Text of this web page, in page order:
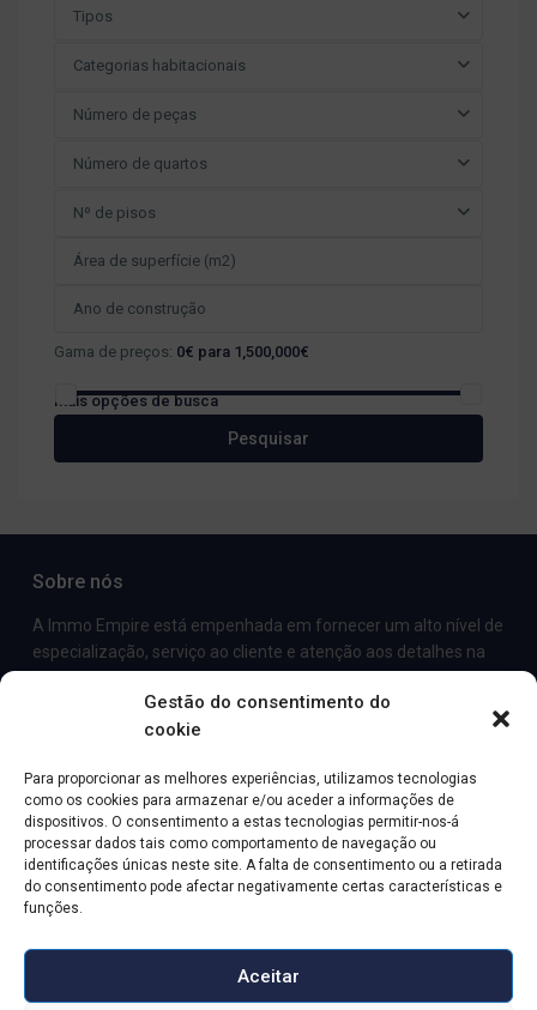
Gestão do consentimento do
cookie
Para proporcionar as melhores experiências, utilizamos tecnologias
como os cookies para armazenar e/ou aceder a informações de
dispositivos. O consentimento a estas tecnologias permitir-nos-á
processar dados tais como comportamento de navegação ou
identificações únicas neste site. A falta de consentimento ou a retirada
do consentimento pode afectar negativamente certas características e
funções.
Aceitar
Tipos
Categorias habitacionais
Número de peças
Número de quartos
Nº de pisos
Gama de preços: 0€ para 1,500,000€
Mais opções de busca
Pesquisar
Sobre nós
A Immo Empire está empenhada em fornecer um alto nível de
especialização, serviço ao cliente e atenção aos detalhes na
Avenida dos Combatentes da Grande Guerra, nº 90 4620-
141-Lousada
+351255100771 - custo de uma chamada para a rede fixa
nacional
info@immo-empire.pt